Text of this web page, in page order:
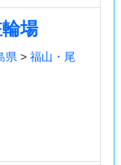
場
県 > 福山・尾